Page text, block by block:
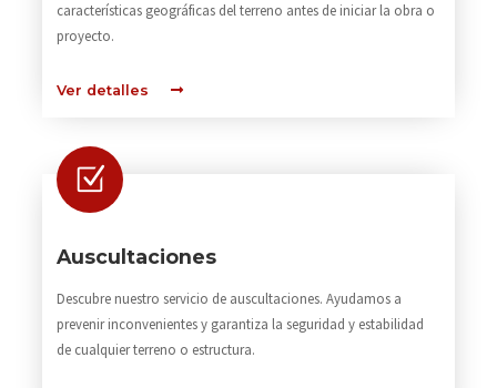
características geográficas del terreno antes de iniciar la obra o
proyecto.
Ver detalles
Auscultaciones
Descubre nuestro servicio de auscultaciones. Ayudamos a
prevenir inconvenientes y garantiza la seguridad y estabilidad
de cualquier terreno o estructura.